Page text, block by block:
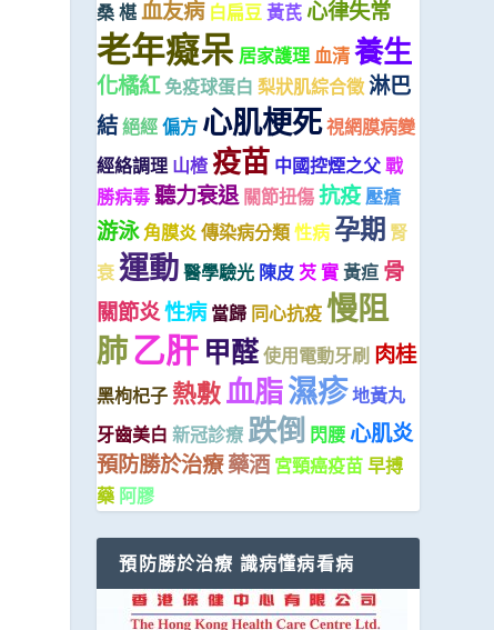
桑 椹血友病 白扁豆黃芪心律失常
老年癡呆 居家護理血清養生
化橘紅免疫球蛋白 梨狀肌綜合徵淋巴
結絕經偏方 心肌梗死視網膜病變
經絡調理 山楂疫苗 中國控煙之父戰
勝病毒聽力衰退 關節扭傷抗疫壓瘡
游泳 角膜炎傳染病分類性病 孕期 腎
衰運動醫學驗光 陳皮 芡 實黃疸 骨
關節炎性病 當歸 同心抗疫慢阻
肺乙肝 甲醛使用電動牙刷 肉桂
黑枸杞子熱敷血脂濕疹地黃丸
牙齒美白 新冠診療 跌倒 閃腰心肌炎
預防勝於治療藥酒 宮頸癌疫苗早搏
藥 阿膠
預防勝於治療 識病懂病看病